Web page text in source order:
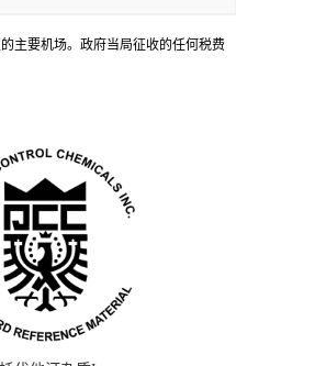
主要机场。政府当局征收的任何税费